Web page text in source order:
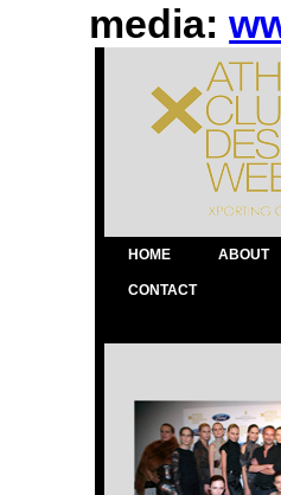
media: